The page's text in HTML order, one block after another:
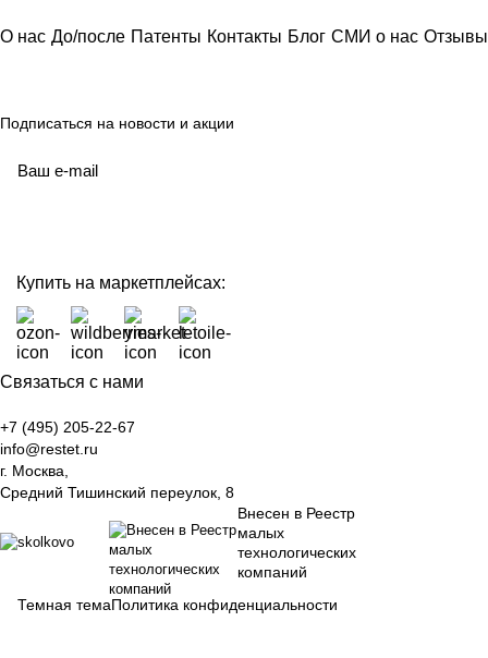
О нас До/после Патенты Контакты Блог СМИ о нас Отзывы
Подписаться на новости и акции
Купить на маркетплейсах:
Связаться с нами
+7 (495) 205-22-67
info@restet.ru
г. Москва,
Средний Тишинский переулок, 8
Внесен в Реестр
малых
технологических
компаний
Темная темаПолитика конфиденциальности